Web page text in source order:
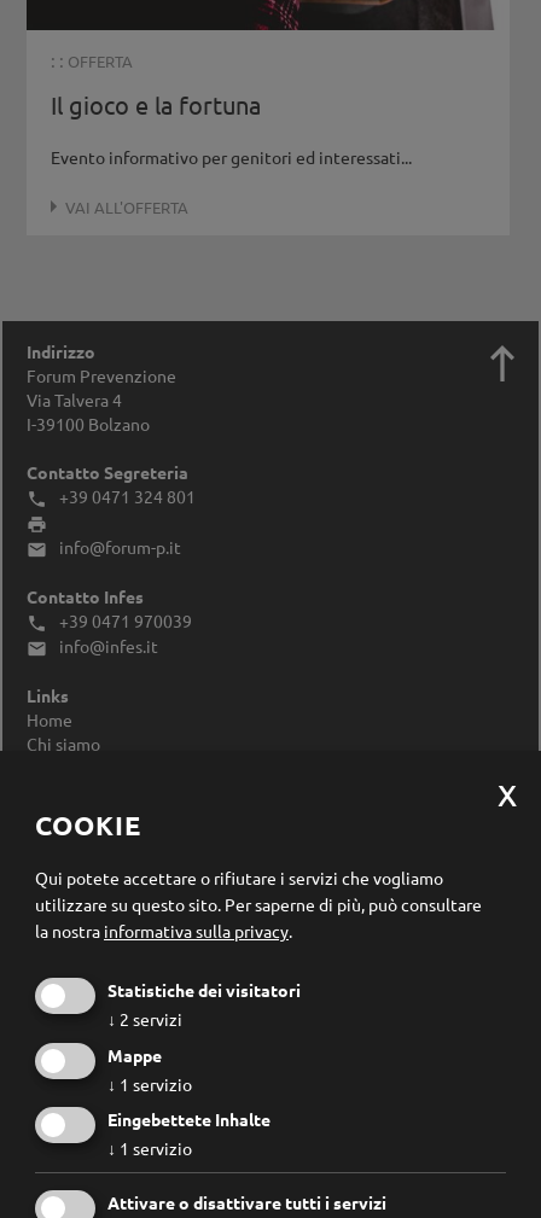
: : OFFERTA
Il gioco e la fortuna
Evento informativo per genitori ed interessati...
VAI ALL'OFFERTA
Indirizzo
Forum Prevenzione
Via Talvera 4
I-39100 Bolzano
Contatto Segreteria
 +39 0471 324 801


info@forum-p.it
Contatto Infes
 +39 0471 970039
 info@infes.it
Links
Home
Chi siamo
Modificare le impostazioni dei cookie

Registrazione newsletter
Conosco e accetto le
COOKIE
Qui potete accettare o rifiutare i servizi che vogliamo
utilizzare su questo sito. Per saperne di più, può consultare
la nostra informativa sulla privacy.
Statistiche dei visitatori
↓ 2 servizi
Mappe
↓ 1 servizio
Eingebettete Inhalte
↓ 1 servizio
Attivare o disattivare tutti i servizi